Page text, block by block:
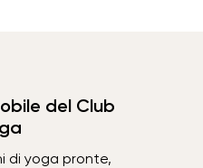
del Club
di yoga pronte,